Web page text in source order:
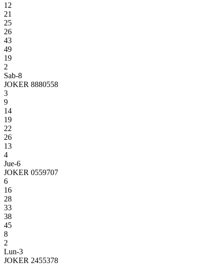
12
21
25
26
43
49
19
2
Sab-8
JOKER 8880558
3
9
14
19
22
26
13
4
Jue-6
JOKER 0559707
6
16
28
33
38
45
8
2
Lun-3
JOKER 2455378